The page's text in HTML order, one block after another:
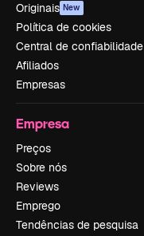
Originais New
Política de cookies
Central de confiabilidade
Afiliados
Empresas
Empresa
Preços
Sobre nós
Reviews
Emprego
Tendências de pesquisa